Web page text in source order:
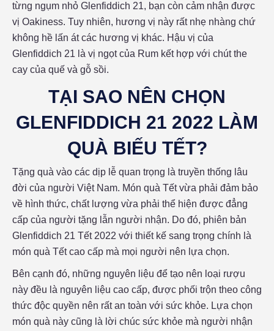
từng ngụm nhỏ Glenfiddich 21, bạn còn cảm nhận được
vị Oakiness. Tuy nhiên, hương vị này rất nhẹ nhàng chứ
không hề lấn át các hương vị khác. Hậu vị của
Glenfiddich 21 là vị ngọt của Rum kết hợp với chút the
cay của quế và gỗ sồi.
TẠI SAO NÊN CHỌN
GLENFIDDICH 21 2022 LÀM
QUÀ BIẾU TẾT?
Tặng quà vào các dịp lễ quan trọng là truyền thống lâu
đời của người Việt Nam. Món quà Tết vừa phải đảm bảo
về hình thức, chất lượng vừa phải thể hiện được đẳng
cấp của người tặng lẫn người nhận. Do đó, phiên bản
Glenfiddich 21 Tết 2022 với thiết kế sang trọng chính là
món quà Tết cao cấp mà mọi người nên lựa chọn.
Bên cạnh đó, những nguyên liệu để tạo nên loại rượu
này đều là nguyên liệu cao cấp, được phối trộn theo công
thức độc quyền nên rất an toàn với sức khỏe. Lựa chọn
món quà này cũng là lời chúc sức khỏe mà người nhận